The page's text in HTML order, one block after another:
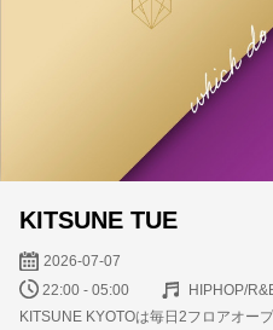
KITSUNE TUE
2026-07-07
22:00 - 05:00
HIPHOP/
KITSUNE KYOTOは毎日2フロアオープ